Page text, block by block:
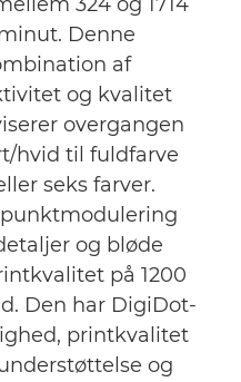
Denne
af
og kvalitet
overgangen
hvid til fuldfarve
seks farver.
og bløde
på 1200
Den har DigiDot-
printkvalitet
og